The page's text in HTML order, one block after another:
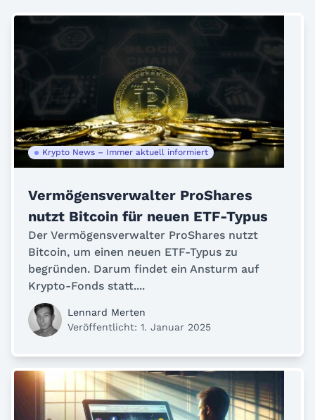
Krypto News – Immer aktuell informiert
Vermögensverwalter ProShares
nutzt Bitcoin für neuen ETF-Typus
Der Vermögensverwalter ProShares nutzt
Bitcoin, um einen neuen ETF-Typus zu
begründen. Darum findet ein Ansturm auf
Krypto-Fonds statt....
Lennard Merten
Veröffentlicht: 1. Januar 2025